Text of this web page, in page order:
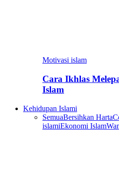
Motivasi islam
Cara Ikhlas
Islam
Kehidupan Islami
SemuaBersihkan Harta
islamiEkonomi Islam